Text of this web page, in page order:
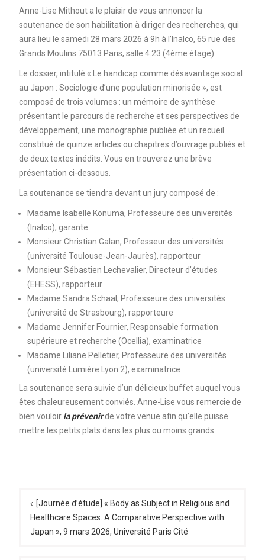
Anne-Lise Mithout a le plaisir de vous annoncer la
soutenance de son habilitation à diriger des recherches, qui
aura lieu le samedi 28 mars 2026 à 9h à l’Inalco, 65 rue des
Grands Moulins 75013 Paris, salle 4.23 (4ème étage).
Le dossier, intitulé « Le handicap comme désavantage social
au Japon : Sociologie d’une population minorisée », est
composé de trois volumes : un mémoire de synthèse
présentant le parcours de recherche et ses perspectives de
développement, une monographie publiée et un recueil
constitué de quinze articles ou chapitres d’ouvrage publiés et
de deux textes inédits. Vous en trouverez une brève
présentation ci-dessous.
La soutenance se tiendra devant un jury composé de :
Madame Isabelle Konuma, Professeure des universités
(Inalco), garante
Monsieur Christian Galan, Professeur des universités
(université Toulouse-Jean-Jaurès), rapporteur
Monsieur Sébastien Lechevalier, Directeur d’études
(EHESS), rapporteur
Madame Sandra Schaal, Professeure des universités
(université de Strasbourg), rapporteure
Madame Jennifer Fournier, Responsable formation
supérieure et recherche (Ocellia), examinatrice
Madame Liliane Pelletier, Professeure des universités
(université Lumière Lyon 2), examinatrice
La soutenance sera suivie d’un délicieux buffet auquel vous
êtes chaleureusement conviés. Anne-Lise vous remercie de
bien vouloir la prévenirde votre venue afin qu’elle puisse
mettre les petits plats dans les plus ou moins grands.
de
l’article
[Journée d’étude] « Body as Subject in Religious and
Healthcare Spaces. A Comparative Perspective with
Japan », 9 mars 2026, Université Paris Cité